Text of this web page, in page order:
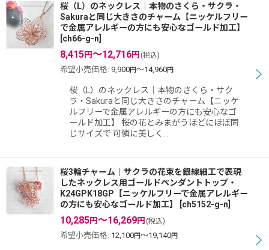
桜（L）のネックレス｜本物のさくら・サクラ・
Sakuraと同じ大きさのチャーム【ニッケルフリー
で金属アレルギーの方にも安心なゴールド加工】
ch66-g-n
8,415円～12,716円 (税込)
希望小売価格: 9,900円～14,960円
桜（L）のネックレス｜本物のさくら・サク
ラ・Sakuraと同じ大きさのチャーム【ニッケ
ルフリーで金属アレルギーの方にも安心なゴ
ールド加工】 桜の花とみまがうほどにほぼ同
じサイズで 可憐に美しく…
桜3輪チャーム｜サクラの花束を銀線細工で表現
したネックレス用ゴールドペンダントトップ・
K24GPK18GP【ニッケルフリーで金属アレルギー
の方にも安心なゴールド加工】
ch5152-g-n
10,285円～16,269円 (税込)
希望小売価格: 12,100円～19,140円